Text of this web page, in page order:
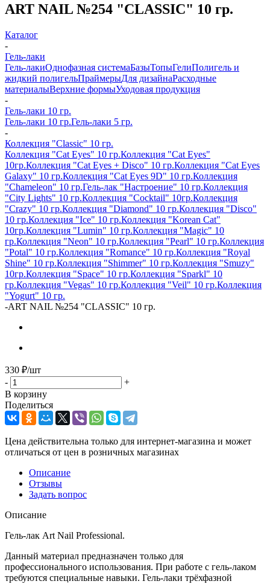
ART NAIL №254 "CLASSIC" 10 гр.
Каталог
-
Гель-лаки
Гель-лакиОднофазная системаБазыТопыГелиПолигель и
жидкий полигельПраймерыДля дизайнаРасходные
материалыВерхние формыУходовая продукция
-
Гель-лаки 10 гр.
Гель-лаки 10 гр.Гель-лаки 5 гр.
-
Коллекция "Classic" 10 гр.
Коллекция "Cat Eyes" 10 гр.Коллекция "Cat Eyes"
10гр.Коллекция "Cat Eyes + Disco" 10 гр.Коллекция "Cat Eyes
Galaxy" 10 гр.Коллекция "Cat Eyes 9D" 10 гр.Коллекция
"Chameleon" 10 гр.Гель-лак "Настроение" 10 гр.Коллекция
"City Lights" 10 гр.Коллекция "Cocktail" 10гр.Коллекция
"Crazy" 10 гр.Коллекция "Diamond" 10 гр.Коллекция "Disco"
10 гр.Коллекция "Ice" 10 гр.Коллекция "Korean Cat"
10гр.Коллекция "Lumin" 10 гр.Коллекция "Magic" 10
гр.Коллекция "Neon" 10 гр.Коллекция "Pearl" 10 гр.Коллекция
"Potal" 10 гр.Коллекция "Romance" 10 гр.Коллекция "Royal
Shine" 10 гр.Коллекция "Shimmer" 10 гр.Коллекция "Smuzy"
10гр.Коллекция "Space" 10 гр.Коллекция "Sparkl" 10
гр.Коллекция "Vegas" 10 гр.Коллекция "Veil" 10 гр.Коллекция
"Yogurt" 10 гр.
-ART NAIL №254 "CLASSIC" 10 гр.
330 ₽/шт
-
+
В корзину
Поделиться
Цена действительна только для интернет-магазина и может
отличаться от цен в розничных магазинах
Описание
Отзывы
Задать вопрос
Описание
Гель-лак Art Nail Professional.
Данный материал предназначен только для
профессионального использования. При работе с гель-лаком
требуются специальные навыки. Гель-лаки трёхфазной